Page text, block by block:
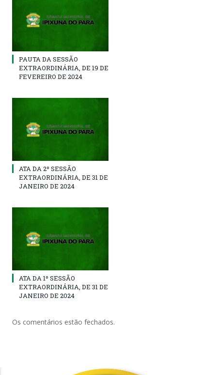
PAUTA DA SESSÃO
EXTRAORDINÁRIA, DE 19 DE
FEVEREIRO DE 2024
ATA DA 2º SESSÃO
EXTRAORDINÁRIA, DE 31 DE
JANEIRO DE 2024
ATA DA 1º SESSÃO
EXTRAORDINÁRIA, DE 31 DE
JANEIRO DE 2024
Os comentários estão fechados.